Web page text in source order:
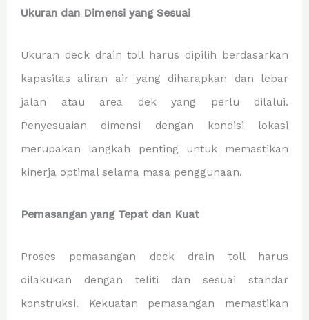
Ukuran dan Dimensi yang Sesuai
Ukuran deck drain toll harus dipilih berdasarkan
kapasitas aliran air yang diharapkan dan lebar
jalan atau area dek yang perlu dilalui.
Penyesuaian dimensi dengan kondisi lokasi
merupakan langkah penting untuk memastikan
kinerja optimal selama masa penggunaan.
Pemasangan yang Tepat dan Kuat
Proses pemasangan deck drain toll harus
dilakukan dengan teliti dan sesuai standar
konstruksi. Kekuatan pemasangan memastikan